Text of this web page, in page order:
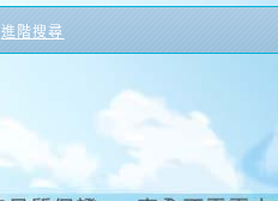
進階搜尋